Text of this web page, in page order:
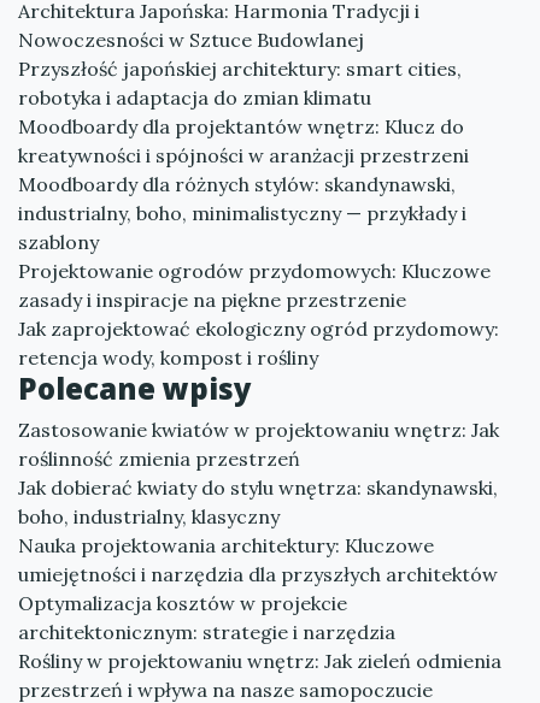
Architektura Japońska: Harmonia Tradycji i
Nowoczesności w Sztuce Budowlanej
Przyszłość japońskiej architektury: smart cities,
robotyka i adaptacja do zmian klimatu
Moodboardy dla projektantów wnętrz: Klucz do
kreatywności i spójności w aranżacji przestrzeni
Moodboardy dla różnych stylów: skandynawski,
industrialny, boho, minimalistyczny — przykłady i
szablony
Projektowanie ogrodów przydomowych: Kluczowe
zasady i inspiracje na piękne przestrzenie
Jak zaprojektować ekologiczny ogród przydomowy:
retencja wody, kompost i rośliny
Polecane wpisy
Zastosowanie kwiatów w projektowaniu wnętrz: Jak
roślinność zmienia przestrzeń
Jak dobierać kwiaty do stylu wnętrza: skandynawski,
boho, industrialny, klasyczny
Nauka projektowania architektury: Kluczowe
umiejętności i narzędzia dla przyszłych architektów
Optymalizacja kosztów w projekcie
architektonicznym: strategie i narzędzia
Rośliny w projektowaniu wnętrz: Jak zieleń odmienia
przestrzeń i wpływa na nasze samopoczucie